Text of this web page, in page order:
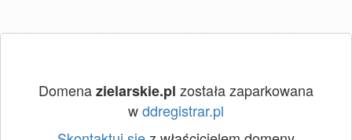
Domenazielarskie.pl została zaparkowana
wddregistrar.pl